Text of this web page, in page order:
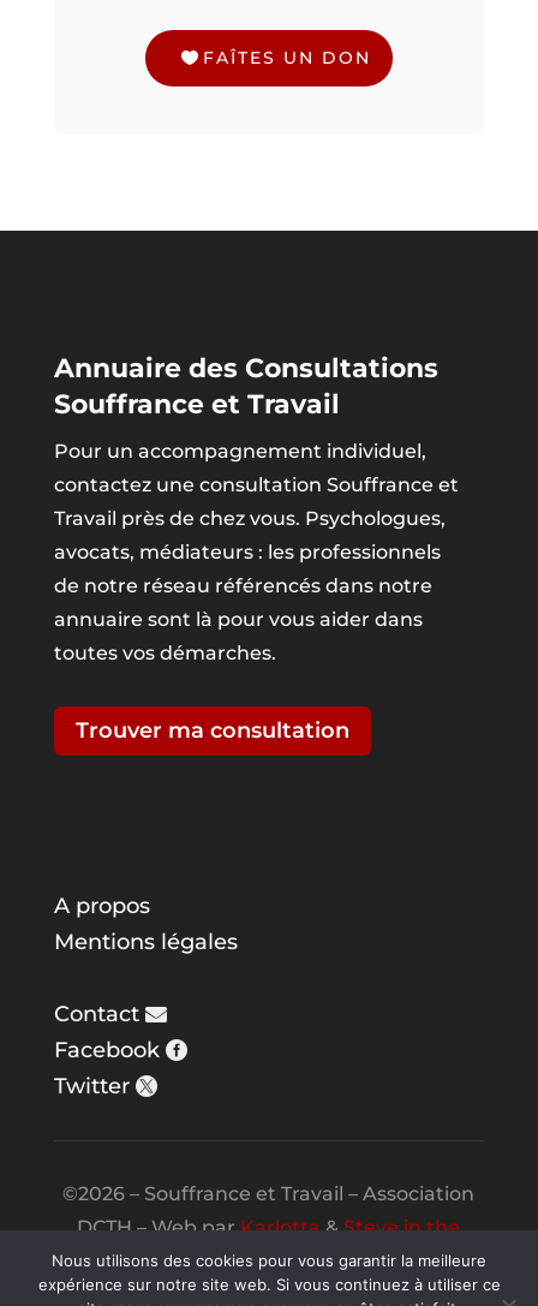
FAÎTES UN DON
Annuaire des Consultations
Souffrance et Travail
Pour un accompagnement individuel,
contactez une consultation Souffrance et
Travail près de chez vous. Psychologues,
avocats, médiateurs : les professionnels
de notre réseau référencés dans notre
annuaire sont là pour vous aider dans
toutes vos démarches.
Trouver ma consultation
A propos
Mentions légales
Contact
Facebook
Twitter
©2026 – Souffrance et Travail – Association
DCTH – Web parKarlotta&Steve in the
Night
Nous utilisons des cookies pour vous garantir la meilleure
expérience sur notre site web. Si vous continuez à utiliser ce